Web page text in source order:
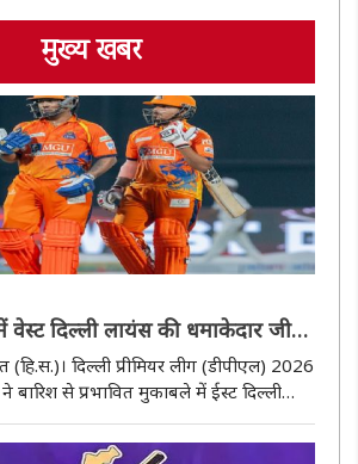
मुख्य खबर
वेस्ट दिल्ली लायंस की धमाकेदार जीत,
को 8 विकेट से हराया
दिल्ली प्रीमियर लीग (डीपीएल) 2026
बारिश से प्रभावित मुकाबले में ईस्ट दिल्ली
मुकाबला छोटा कर दिया गया। ..